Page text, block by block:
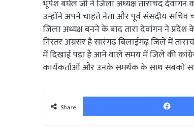
भूपेश बघेल जी ने जिला अध्यक्ष ताराचंद देवांगन
उन्होंने अपने चाहते नेता और पूर्व संसदीय सचिव
जिला अध्यक्ष बनने के बाद तारा देवांगन ने
निरंतर अग्रसर है सारंगढ़ बिलाईगढ़ जिले में
में दिखाई पड़ा है आने वाले समय में जिले की
कार्यकर्ताओं और उनके समर्थक के साथ सबको
Share